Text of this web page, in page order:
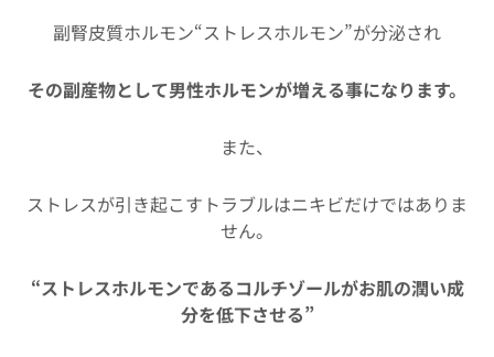
副腎皮質ホルモン“ストレスホルモン”が分泌され
その副産物として男性ホルモンが増える事になります。
また、
ストレスが引き起こすトラブルはニキビだけではありま
せん。
“ストレスホルモンであるコルチゾールがお肌の潤い成
分を低下させる”